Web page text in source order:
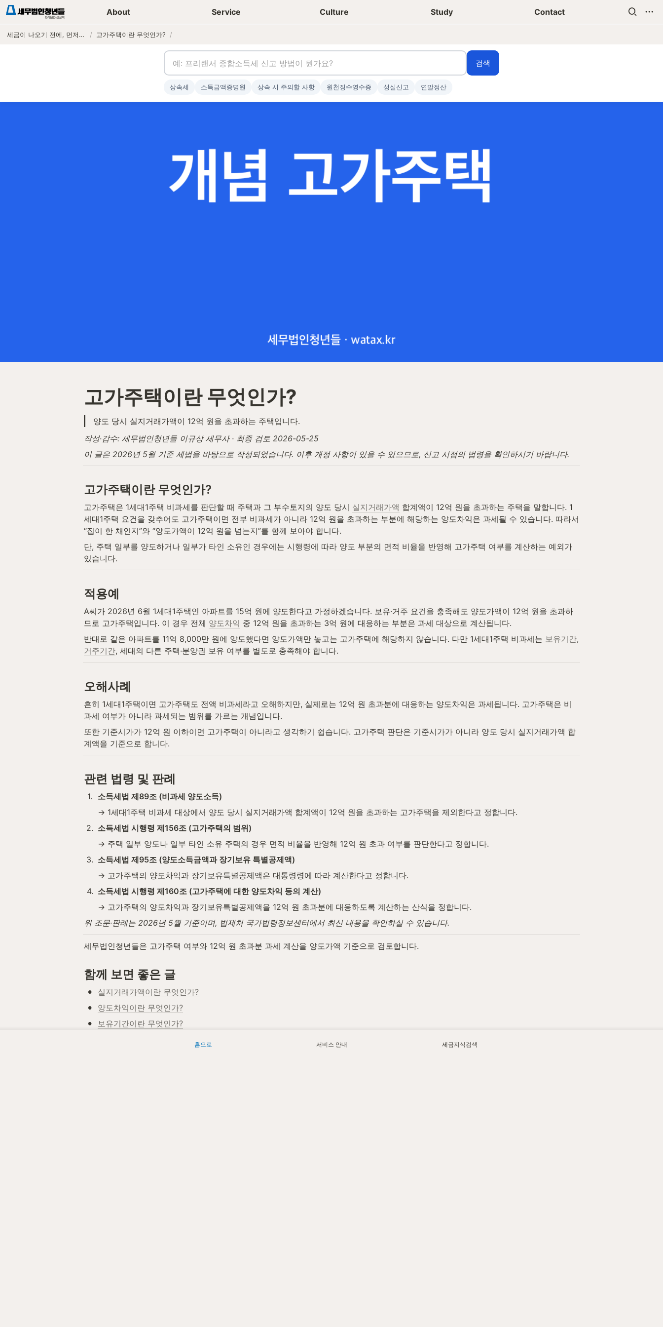
About Service Culture Study Contact
세금이 나오기 전에, 먼저 연락하는 세무법인 / 고가주택이란 무엇인가? /
세무가이드 콘텐츠 기장상담신청 청년들 일상
고가주택이란 무엇인가?
양도 당시 실지거래가액이 12억 원을 초과하는 주택입니다.
작성·감수: 세무법인청년들 이규상 세무사 · 최종 검토 2026-05-25
이 글은 2026년 5월 기준 세법을 바탕으로 작성되었습니다. 이후 개정 사항이 있을 수 있으므로, 신고 시점의 법령을 확인하시기 바랍니다.
고가주택이란 무엇인가?
고가주택은 1세대1주택 비과세를 판단할 때 주택과 그 부수토지의 양도 당시 실지거래가액 합계액이 12억 원을 초과하는 주택을 말합니다. 1
세대1주택 요건을 갖추어도 고가주택이면 전부 비과세가 아니라 12억 원을 초과하는 부분에 해당하는 양도차익은 과세될 수 있습니다. 따라서
“집이 한 채인지”와 “양도가액이 12억 원을 넘는지”를 함께 보아야 합니다.
단, 주택 일부를 양도하거나 일부가 타인 소유인 경우에는 시행령에 따라 양도 부분의 면적 비율을 반영해 고가주택 여부를 계산하는 예외가
있습니다.
적용예
A씨가 2026년 6월 1세대1주택인 아파트를 15억 원에 양도한다고 가정하겠습니다. 보유·거주 요건을 충족해도 양도가액이 12억 원을 초과하
므로 고가주택입니다. 이 경우 전체 양도차익 중 12억 원을 초과하는 3억 원에 대응하는 부분은 과세 대상으로 계산됩니다.
반대로 같은 아파트를 11억 8,000만 원에 양도했다면 양도가액만 놓고는 고가주택에 해당하지 않습니다. 다만 1세대1주택 비과세는 보유기간
거주기간, 세대의 다른 주택·분양권 보유 여부를 별도로 충족해야 합니다.
오해사례
흔히 1세대1주택이면 고가주택도 전액 비과세라고 오해하지만, 실제로는 12억 원 초과분에 대응하는 양도차익은 과세됩니다. 고가주택은 비
과세 여부가 아니라 과세되는 범위를 가르는 개념입니다.
또한 기준시가가 12억 원 이하이면 고가주택이 아니라고 생각하기 쉽습니다. 고가주택 판단은 기준시가가 아니라 양도 당시 실지거래가액 합
계액을 기준으로 합니다.
관련 법령 및 판례
1.
소득세법 제89조 (비과세 양도소득)
→ 1세대1주택 비과세 대상에서 양도 당시 실지거래가액 합계액이 12억 원을 초과하는 고가주택을 제외한다고 정합니다.
2. 소득세법 시행령 제156조 (고가주택의 범위)
→ 주택 일부 양도나 일부 타인 소유 주택의 경우 면적 비율을 반영해 12억 원 초과 여부를 판단한다고 정합니다.
3. 소득세법 제95조 (양도소득금액과 장기보유 특별공제액)
→ 고가주택의 양도차익과 장기보유특별공제액은 대통령령에 따라 계산한다고 정합니다.
4. 소득세법 시행령 제160조 (고가주택에 대한 양도차익 등의 계산)
→ 고가주택의 양도차익과 장기보유특별공제액을 12억 원 초과분에 대응하도록 계산하는 산식을 정합니다.
위 조문·판례는 2026년 5월 기준이며, 법제처 국가법령정보센터에서 최신 내용을 확인하실 수 있습니다.
세무법인청년들은 고가주택 여부와 12억 원 초과분 과세 계산을 양도가액 기준으로 검토합니다.
함께 보면 좋은 글
• 실지거래가액이란 무엇인가?
• 양도차익이란 무엇인가?
• 보유기간이란 무엇인가?
검색
상속세 소득금액증명원 상속 시 주의할 사항 원천징수영수증 성실신고 연말정산
홈으로 서비스 안내 세금지식검색